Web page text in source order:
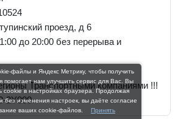
проезд, д 6
до 20:00 без перерыва и
Транспортными компаниями !!!
2Y000
файлы и Яндекс Метрику, чтобы получить
помогает нам улучшить сервис для Вас. Вы
cookie в настройках браузера. Продолжая
без изменения настроек, вы даёте согласие
ваших cookie-файлов.
Принять